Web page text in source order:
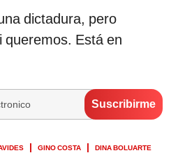
dictadura, pero
queremos. Está en
GINO COSTA
DINA BOLUARTE